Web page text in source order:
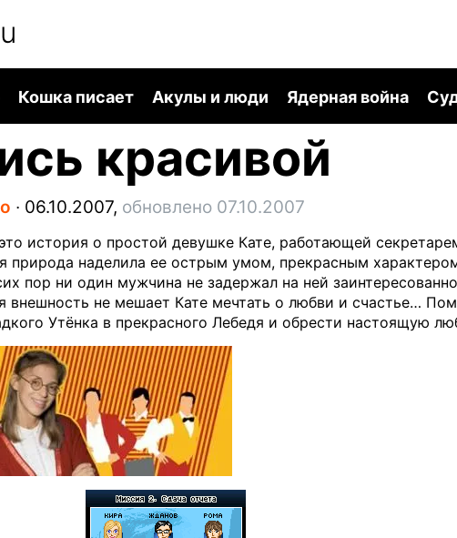
Кошка писает Акулы и люди Ядерная война
красивой
∙ 06.10.2007, обновлено 07.10.2007
история о простой девушке Кате, работающей
природа наделила ее острым умом, прекрасным
пор ни один мужчина не задержал на ней
внешность не мешает Кате мечтать о любви и счастье…
Утёнка в прекрасного Лебедя и обрести настоящую